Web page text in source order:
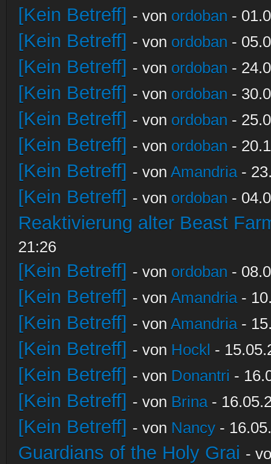
[Kein Betreff] - von ordoban -
[Kein Betreff] - von ordoban -
[Kein Betreff] - von ordoban -
[Kein Betreff] - von ordoban -
[Kein Betreff] - von ordoban -
[Kein Betreff] - von ordoban -
[Kein Betreff] - von Amandria-
[Kein Betreff] - von ordoban -
Reaktivierung alter Beast
21:26
[Kein Betreff] - von ordoban -
[Kein Betreff] - von Amandria-
[Kein Betreff] - von Amandria-
[Kein Betreff] - von Hockl -
[Kein Betreff] - von Donantri -
[Kein Betreff] - von Brina-
[Kein Betreff] - von Nancy -
Guardians of the Holy Grai -